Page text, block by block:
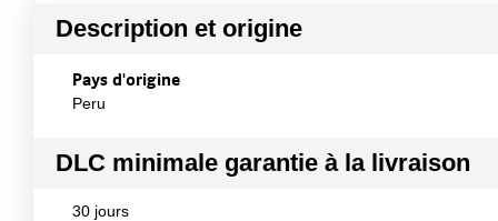
Description et origine
Pays d'origine
Peru
DLC minimale garantie à la livraison
30 jours